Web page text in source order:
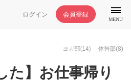
ログイン 会員登録
MENU
ヨガ部(14) 体幹部(8)
た】お仕事帰り